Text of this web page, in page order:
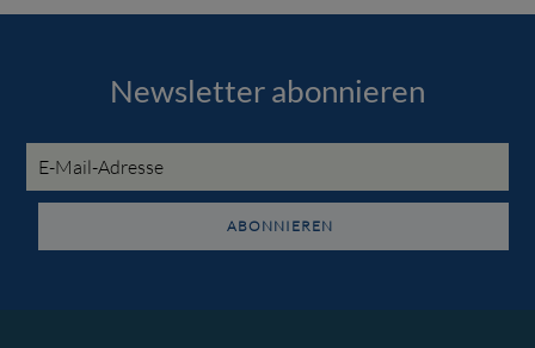
Newsletter abonnieren
Adresse
ABONNIEREN